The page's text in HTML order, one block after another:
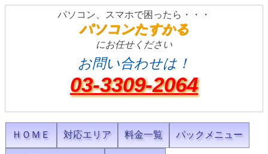
パソコン、スマホで困ったら・・・
パソコンたすかる
にお任せください
お問い合わせは！
03-3309-2064
ＨＯＭＥ 対応エリア 料金一覧 パックメニュー